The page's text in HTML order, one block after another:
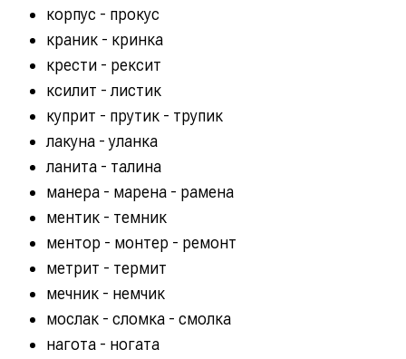
корпус - прокус
краник - кринка
крести - рексит
ксилит - листик
куприт - прутик - трупик
лакуна - уланка
ланита - талина
манера - марена - рамена
ментик - темник
ментор - монтер - ремонт
метрит - термит
мечник - немчик
мослак - сломка - смолка
нагота - ногата